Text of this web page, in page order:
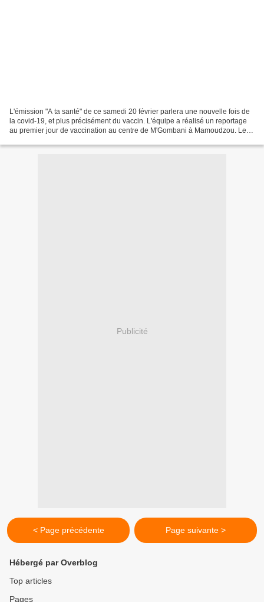
L'émission "A ta santé" de ce samedi 20 février parlera une nouvelle fois de
la covid-19, et plus précisément du vaccin. L'équipe a réalisé un reportage
au premier jour de vaccination au centre de M'Gombani à Mamoudzou. Le
Publicité
< Page précédente Page suivante >
Hébergé par Overblog
Top articles
Pages